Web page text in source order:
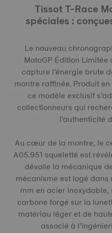
Tissot T-Race
spéciales :
Le nouveau
MotoGP Édition Limitée
capture l’énergie brute
montre raffinée. Produit
ce modèle exclusif
collectionneurs qui
l’authenticité
Au cœur de la montre, le
A05.951 squeletté est
dévoile la mécanique
mécanisme est logé
mm en acier inoxydable,
carbone forgé sur la
matériau léger et de
associé à